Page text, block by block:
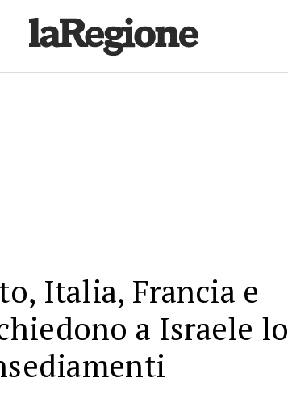
Italia, Francia e
a Israele lo